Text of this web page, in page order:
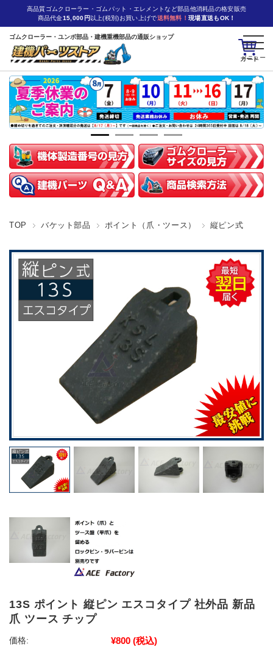
カート
高品質ゴムクローラー・ゴムパット・エレメントなど部品他消耗品の格安販売
商品代金15,000円 以上(税別)お買い上げで送料無料！ 現場直送もOK！
ゴムクローラー・ユンボ部品・建機重機部品の通販ショップ
TOP バケット部品 ポイント（爪・ツース） 縦ピン式
13S ポイント 縦ピン エスコタイプ 社外品 新品
爪 ツース チップ
価格: ¥800 (税込)